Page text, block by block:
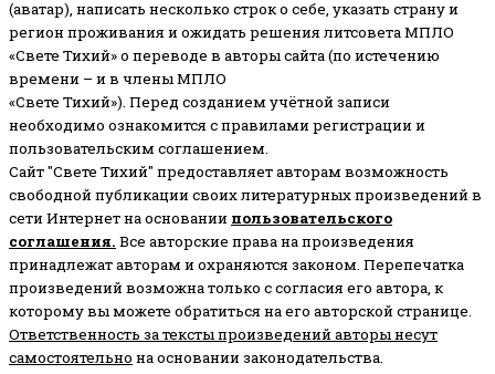
(аватар), написать несколько строк о себе, указать страну и
регион проживания и ожидать решения литсовета МПЛО
«Свете Тихий» о переводе в авторы сайта (по истечению
времени – и в члены МПЛО
«Свете Тихий»). Перед созданием учётной записи
необходимо ознакомится с правилами регистрации и
пользовательским соглашением.
Сайт "Свете Тихий" предоставляет авторам возможность
свободной публикации своих литературных произведений в
сети Интернет на основании пользовательского
соглашения. Все авторские права на произведения
принадлежат авторам и охраняются законом. Перепечатка
произведений возможна только с согласия его автора, к
которому вы можете обратиться на его авторской странице.
Ответственность за тексты произведений авторы несут
самостоятельно на основании законодательства.